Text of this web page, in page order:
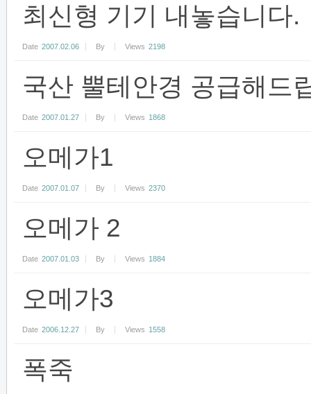
최신형 기기 내놓습니다.
Date 2007.02.06 By Views 2198
국산 뿔테안경 공급해드
Date 2007.01.27 By Views 1868
오메가1
Date 2007.01.07 By Views 2370
오메가 2
Date 2007.01.03 By Views 1884
오메가3
Date 2006.12.27 By Views 1558
폭죽